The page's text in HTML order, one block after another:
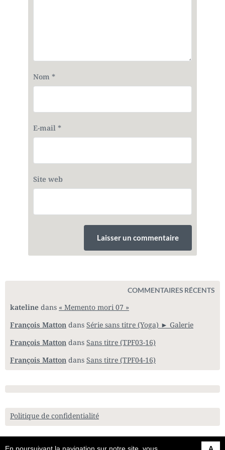
Nom *
E-mail *
Site web
COMMENTAIRES RÉCENTS
kateline dans « Memento mori 07 »
François Matton dans Série sans titre (Yoga) ► Galerie
François Matton dans Sans titre (TPF03-16)
François Matton dans Sans titre (TPF04-16)
Politique de confidentialité